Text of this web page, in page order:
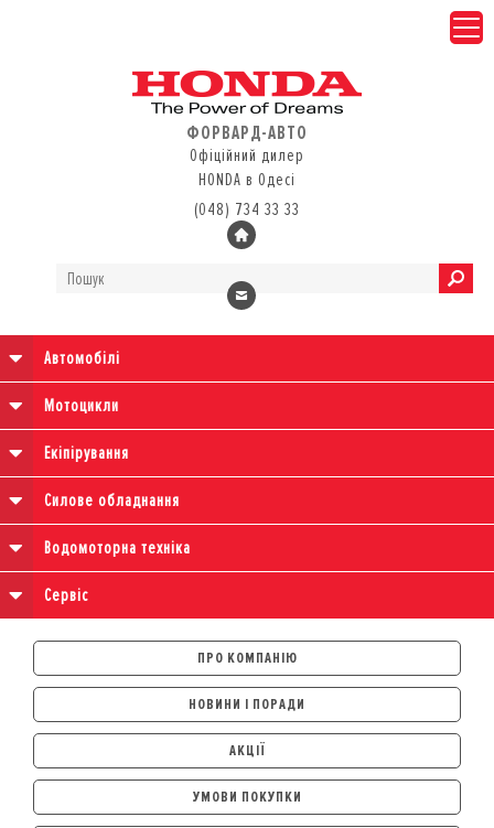
ФОРВАРД-АВТО
Офіційний дилер
HONDA в Одесі
(048) 734 33 33
Автомобілі
Мотоцикли
Екіпірування
Силове обладнання
Водомоторна техніка
Сервіс
ПРО КОМПАНІЮ
НОВИНИ І ПОРАДИ
АКЦІЇ
УМОВИ ПОКУПКИ